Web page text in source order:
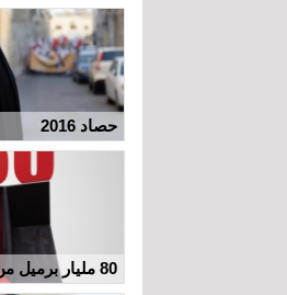
حصاد 2016
80 مليار برميل من النفط؟